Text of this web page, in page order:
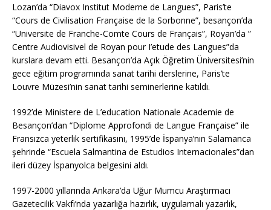
Lozan’da “Diavox Institut Moderne de Langues”, Paris’te
“Cours de Civilisation Française de la Sorbonne”, besançon’da
“Universite de Franche-Comte Cours de Français”, Royan’da ”
Centre Audiovisivel de Royan pour I’etude des Langues”da
kurslara devam etti. Besançon’da Açık Öğretim Üniversitesi’nin
gece eğitim programında sanat tarihi derslerine, Paris’te
Louvre Müzesi’nin sanat tarihi seminerlerine katıldı.
1992’de Ministere de L’education Nationale Academie de
Besançon’dan “Diplome Approfondi de Langue Française” ile
Fransızca yeterlik sertifikasını, 1995’de İspanya’nın Salamanca
şehrinde “Escuela Salmantina de Estudios Internacionales”dan
ileri düzey İspanyolca belgesini aldı.
1997-2000 yıllarında Ankara’da Uğur Mumcu Araştırmacı
Gazetecilik Vakfı’nda yazarlığa hazırlık, uygulamalı yazarlık,